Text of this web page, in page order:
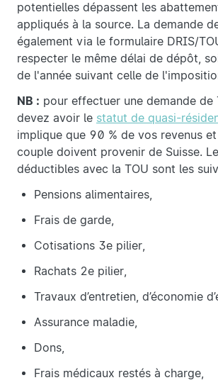
potentielles dépassent les
appliqués à la source. La demande
également via le formulaire DRIS/
respecter le même délai de dépôt,
de l'année suivant celle de
NB : pour effectuer une demande de
devez avoir le statut de quasi-
implique que 90 % de vos revenus
couple doivent provenir de Suisse.
déductibles avec la TOU sont les
Pensions alimentaires,
Frais de garde,
Cotisations 3e pilier,
Rachats 2e pilier,
Travaux d’entretien, d’économie
Assurance maladie,
Dons,
Frais médicaux restés à charge,